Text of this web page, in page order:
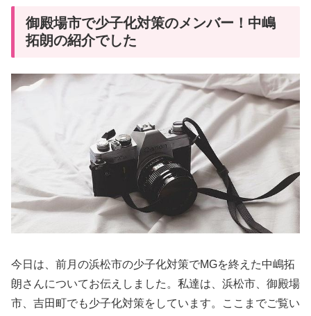
御殿場市で少子化対策のメンバー！中嶋
拓朗の紹介でした
今日は、前月の浜松市の少子化対策でMGを終えた中嶋拓
朗さんについてお伝えしました。私達は、浜松市、御殿場
市、吉田町でも少子化対策をしています。ここまでご覧い